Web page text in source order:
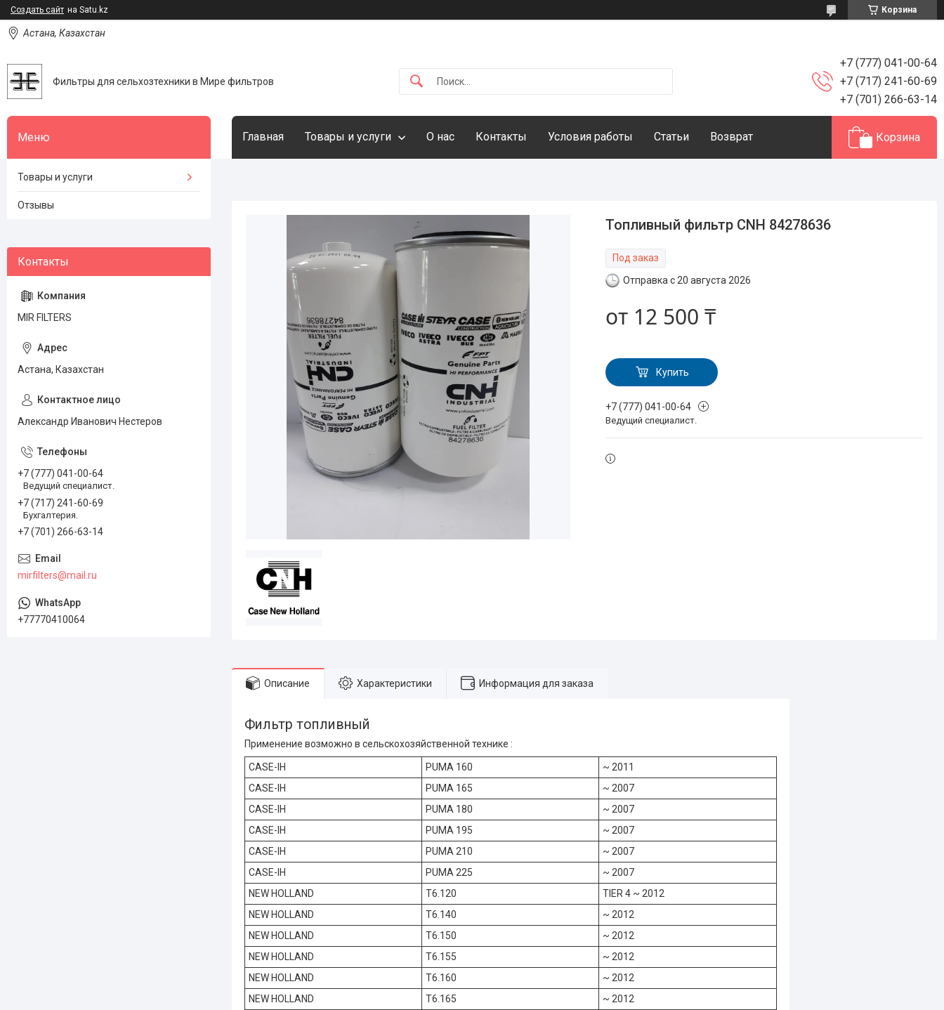
Создать сайт на Satu.kz Корзина
Астана, Казахстан
Фильтры для сельхозтехники в Мире фильтров
+7 (777) 041-00-64
+7 (717) 241-60-69
+7 (701) 266-63-14
Главная Товары и услуги О нас Контакты Условия работы Статьи Возврат Корзина
Топливный фильтр CNH 84278636
Под заказ
Отправка с 20 августа 2026
от 12 500 ₸
Купить
+7 (777) 041-00-64
Ведущий специалист.
Описание Характеристики Информация для заказа
Фильтр топливный
Применение возможно в сельскохозяйственной технике :
CASE-IH PUMA 160
~ 2011
CASE-IH
PUMA 165
~ 2007
CASE-IH
PUMA 180
~ 2007
CASE-IH
PUMA 195
~ 2007
CASE-IH
PUMA 210
~ 2007
CASE-IH
PUMA 225
~ 2007
NEW HOLLAND
T6.120
TIER 4 ~ 2012
NEW HOLLAND
T6.140
~ 2012
NEW HOLLAND
T6.150
~ 2012
NEW HOLLAND
T6.155
~ 2012
NEW HOLLAND
T6.160
~ 2012
NEW HOLLAND
T6.165
~ 2012
Товары и услуги
Отзывы
MIR FILTERS
Астана, Казахстан
Александр Иванович Нестеров
+7 (777) 041-00-64
Ведущий специалист.
+7 (717) 241-60-69
Бухгалтерия.
+7 (701) 266-63-14
mirfilters@mail.ru
+77770410064